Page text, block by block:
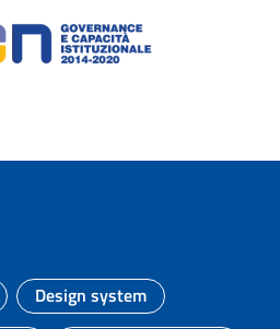
Argomento:
Design system